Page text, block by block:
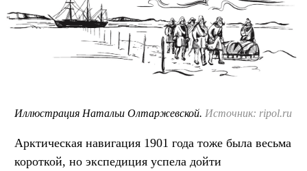
Иллюстрация Натальи Олтаржевской. Источник: ripol.ru
Арктическая навигация 1901 года тоже была весьма
короткой, но экспедиция успела дойти